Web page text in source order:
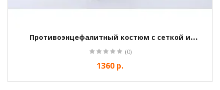
Противоэнцефалитный костюм с сеткой и
(0)
1360 р.